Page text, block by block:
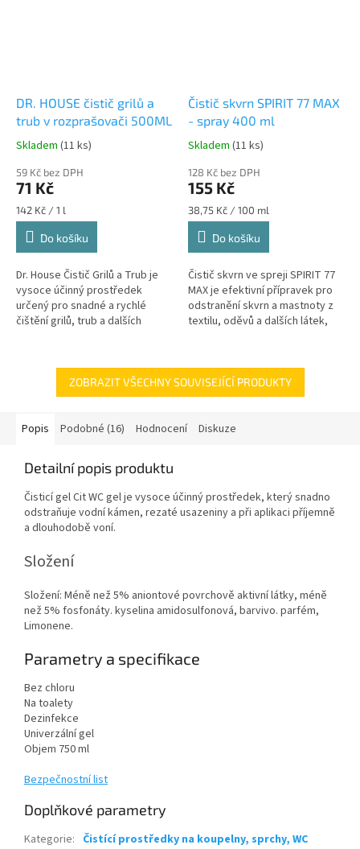
DR. HOUSE čistič grilů a
trub v rozprašovači 500ML
Průměrné
produktu
je
5,0
z
hvězdiček.
Skladem (11 ks)
59 Kč bez DPH
71 Kč
Měrná
cena:
142 Kč / 1 l
Do košíku
Dr. House Čistič Grilů a Trub je
vysoce účinný prostředek
určený pro snadné a rychlé
čištění grilů, trub a dalších
teplotám...
Čistič skvrn SPIRIT 77 MAX
- spray 400 ml
Průměrné
produktu
je
5,0
z
hvězdiček.
Skladem (11 ks)
128 Kč bez DPH
155 Kč
Měrná
cena:
38,75 Kč / 100 ml
Do košíku
Čistič skvrn ve spreji SPIRIT 77
MAX je efektivní přípravek pro
odstranění skvrn a mastnoty z
textilu, oděvů a dalších látek,
ZOBRAZIT VŠECHNY SOUVISEJÍCÍ PRODUKTY
Popis Podobné (16) Hodnocení Diskuze
Detailní popis produktu
Čisticí gel Cit WC gel je vysoce účinný prostředek, který snadno
odstraňuje vodní kámen, rezaté usazeniny a při aplikaci příjemně
a dlouhodobě voní.
Složení
Složení: Méně než 5% aniontové povrchově aktivní látky, méně
než 5% fosfonáty. kyselina amidosulfonová, barvivo. parfém,
Limonene.
Parametry a specifikace
Bez chloru
Na toalety
Dezinfekce
Univerzální gel
Objem 750 ml
Bezpečnostní list
Doplňkové parametry
Kategorie: Čistící prostředky na koupelny, sprchy, WC